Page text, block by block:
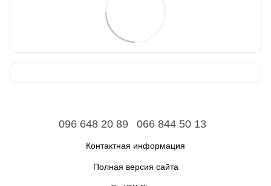
096 648 20 89 066 844 50 13
Контактная информация
Полная версия сайта